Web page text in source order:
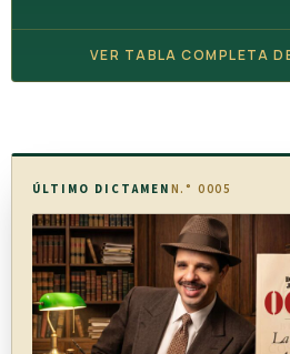
VER TABLA COMPLETA
ÚLTIMO DICTAMEN N.° 0005